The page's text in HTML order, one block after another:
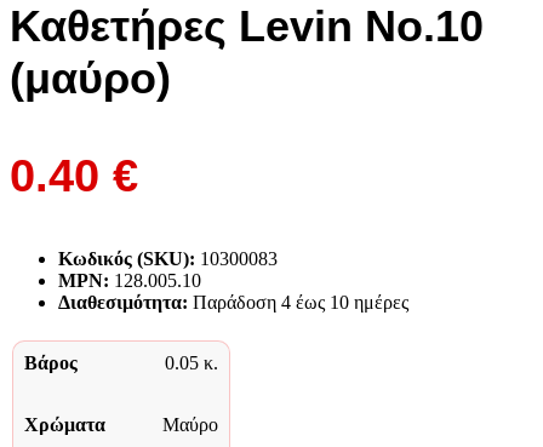
Καθετήρες Levin Νο.10
(μαύρο)
0.40 €
Κωδικός (SKU): 10300083
MPN: 128.005.10
Διαθεσιμότητα: Παράδoση 4 έως 10 ημέρες
Βάρος 0.05 κ.
Χρώματα Μαύρο